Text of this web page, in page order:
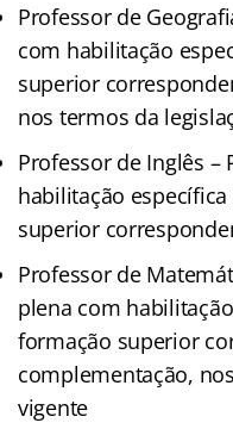
Professor de
com habilitação
superior
nos termos da
Professor de Inglês –
habilitação
superior
Professor de
plena com
formação superior
complementação,
vigente